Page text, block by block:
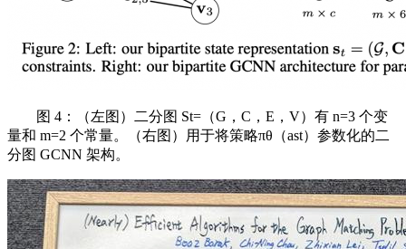
图 4：（左图）二分图 St=（G，C，E，V）有 n=3 个变
量和 m=2 个常量。（右图）用于将策略πθ（ast）参数化的二
分图 GCNN 架构。